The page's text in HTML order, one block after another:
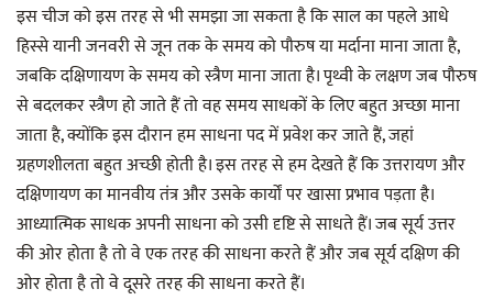
इस चीज को इस तरह से भी समझा जा सकता है कि साल का पहले आधे
हिस्से यानी जनवरी से जून तक के समय को पौरुष या मर्दाना माना जाता है,
जबकि दक्षिणायण के समय को स्त्रैण माना जाता है। पृथ्वी के लक्षण जब पौरुष
से बदलकर स्त्रैण हो जाते हैं तो वह समय साधकों के लिए बहुत अच्छा माना
जाता है, क्योंकि इस दौरान हम साधना पद में प्रवेश कर जाते हैं, जहां
ग्रहणशीलता बहुत अच्छी होती है। इस तरह से हम देखते हैं कि उत्तरायण और
दक्षिणायण का मानवीय तंत्र और उसके कार्यों पर खासा प्रभाव पड़ता है।
आध्यात्मिक साधक अपनी साधना को उसी दृष्टि से साधते हैं। जब सूर्य उत्तर
की ओर होता है तो वे एक तरह की साधना करते हैं और जब सूर्य दक्षिण की
ओर होता है तो वे दूसरे तरह की साधना करते हैं।